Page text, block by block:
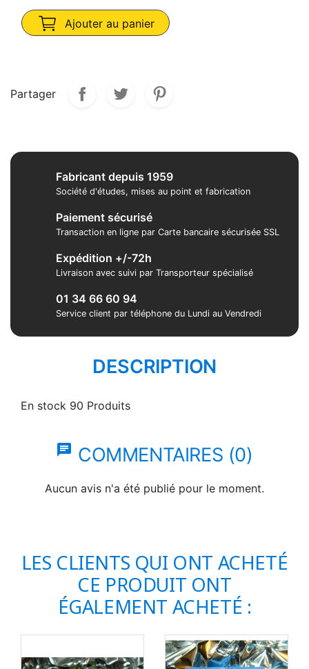
Ajouter au panier
Partager
Fabricant depuis 1959
Société d'études, mises au point et fabrication
Paiement sécurisé
Transaction en ligne par Carte bancaire sécurisée SSL
Expédition +/-72h
Livraison avec suivi par Transporteur spécialisé
01 34 66 60 94
Service client par téléphone du Lundi au Vendredi
DESCRIPTION
En stock 90 Produits
chat COMMENTAIRES (0)
Aucun avis n'a été publié pour le moment.
LES CLIENTS QUI ONT ACHETÉ
CE PRODUIT ONT
ÉGALEMENT ACHETÉ :